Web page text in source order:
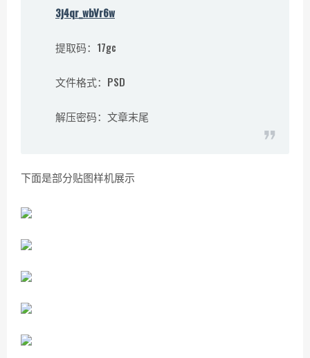
3j4qr_wbVr6w
提取码：17gc
文件格式：PSD
解压密码：文章末尾
下面是部分贴图样机展示